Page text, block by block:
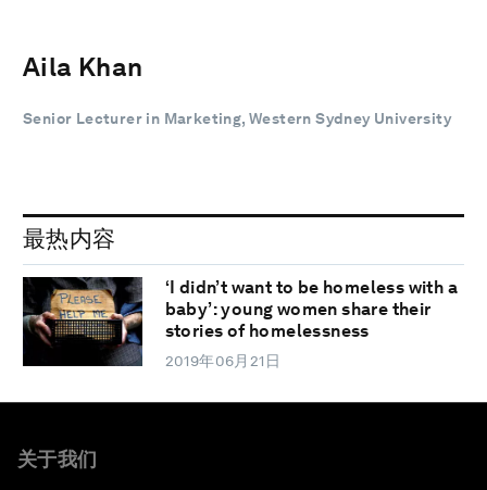
Aila Khan
Senior Lecturer in Marketing, Western Sydney University
最热内容
‘I didn’t want to be homeless with a
baby’: young women share their
stories of homelessness
2019年06月21日
关于我们